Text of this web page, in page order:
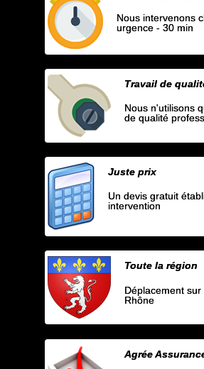
Nous intervenons
urgence - 30 min
Travail de
Nous n'utilisons
de qualité
Juste prix
Un devis gratuit
intervention
Toute la région
Déplacement
Rhône
Agrée